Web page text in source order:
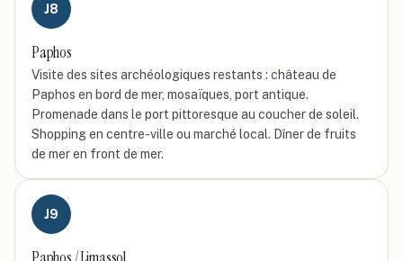
J8
Paphos
Visite des sites archéologiques restants : château de
Paphos en bord de mer, mosaïques, port antique.
Promenade dans le port pittoresque au coucher de soleil.
Shopping en centre-ville ou marché local. Dîner de fruits
de mer en front de mer.
J9